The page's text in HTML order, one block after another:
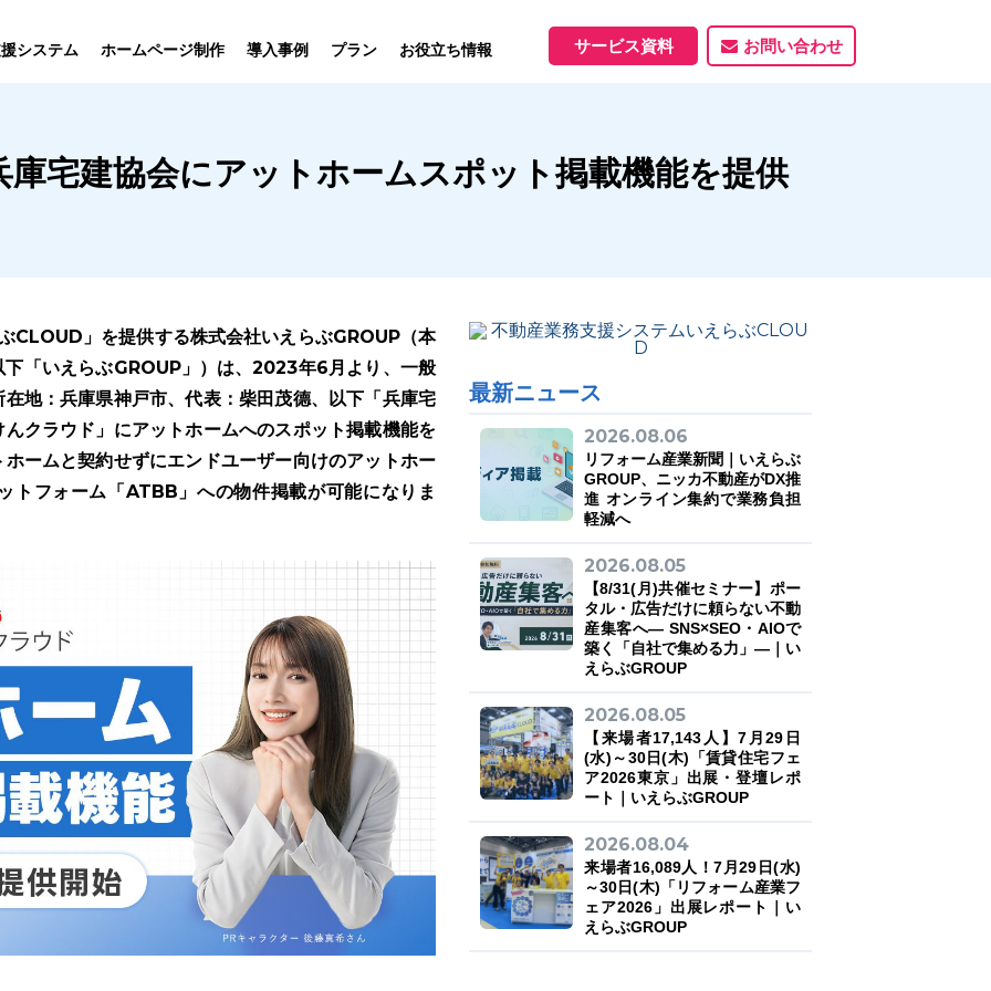
システム
介
け機能 業務向け機能 業務向け機能
サービス一覧
ホームページ制作
制作について
制作の流れ
制作実績
導入事例
ユーザーインタビュー ホームページ制作実績
プラン お役立ち情報
ニュース一覧 お役立ちブログ 資料ダウンロード
サービス資料 お問い合わせ
宅建協会にアットホームスポット掲載機能を提供
CLOUD」を提供する株式会社いえらぶGROUP（本
「いえらぶGROUP」）は、2023年6月より、一般
地：兵庫県神戸市、代表：柴田茂德、以下「兵庫宅
クラウド」にアットホームへのスポット掲載機能を
ームと契約せずにエンドユーザー向けのアットホー
トフォーム「ATBB」への物件掲載が可能になりま
最新ニュース
2026.08.06
リフォーム産業新聞｜いえらぶ
GROUP、ニッカ不動産がDX推
進 オンライン集約で業務負担
軽減へ
2026.08.05
【8/31(月)共催セミナー】ポー
タル・広告だけに頼らない不動
産集客へ― SNS×SEO・AIOで
築く「自社で集める力」―｜い
えらぶGROUP
2026.08.05
【来場者17,143人】7月29日
(水)～30日(木)「賃貸住宅フェ
ア2026東京」出展・登壇レポ
ート｜いえらぶGROUP
2026.08.04
来場者16,089人！7月29日(水)
～30日(木)「リフォーム産業フ
ェア2026」出展レポート｜い
えらぶGROUP